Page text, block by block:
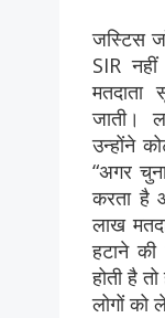
जस्टिस
SIR
मतदाता
जाती।
उन्होंने
“अगर
करता है
लाख
हटाने
होती है
लोगों को